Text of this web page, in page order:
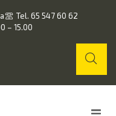
Tel. 65 547 60 62
– 15.00